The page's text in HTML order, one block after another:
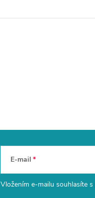
E-mail
Vložením e-mailu souhlasíte s